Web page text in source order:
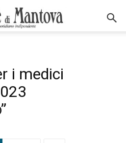
i medici